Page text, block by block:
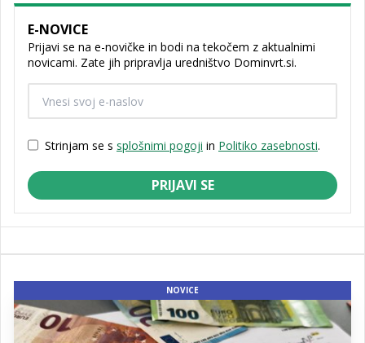
E-NOVICE
Prijavi se na e-novičke in bodi na tekočem z aktualnimi
novicami. Zate jih pripravlja uredništvo Dominvrt.si.
Strinjam se s splošnimi pogoji in Politiko zasebnosti.
PRIJAVI SE
NOVICE